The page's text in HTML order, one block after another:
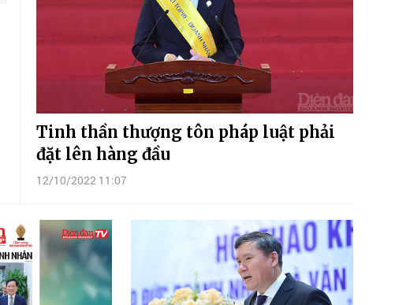
Tinh thần thượng tôn pháp luật phải
đặt lên hàng đầu
12/10/2022 11:07